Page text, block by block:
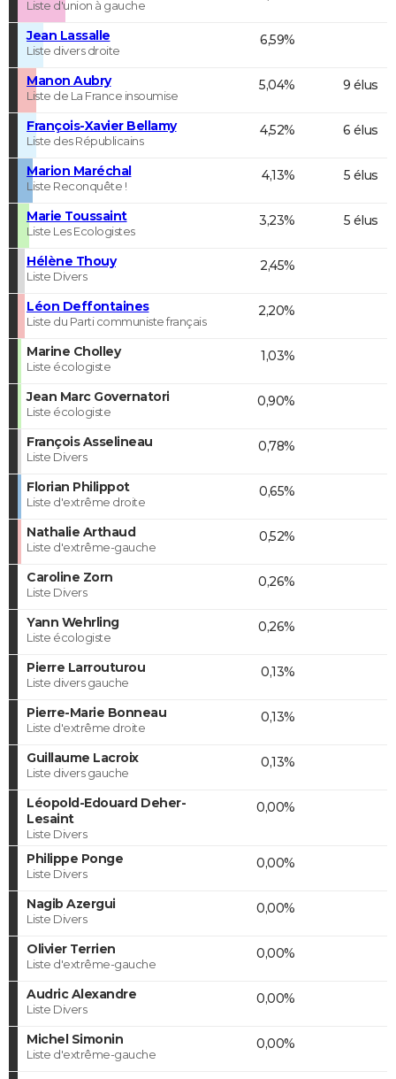
Liste d'union à gauche
Jean Lassalle
Liste divers droite
6,59%
Manon Aubry
Liste de La France insoumise
5,04% 9 élus
François-Xavier Bellamy
Liste des Républicains
4,52% 6 élus
Marion Maréchal
Liste Reconquête !
4,13% 5 élus
Marie Toussaint
Liste Les Ecologistes
3,23% 5 élus
Hélène Thouy
Liste Divers
2,45%
Léon Deffontaines
Liste du Parti communiste français
2,20%
Marine Cholley
Liste écologiste
1,03%
Jean Marc Governatori
Liste écologiste
0,90%
François Asselineau
Liste Divers
0,78%
Florian Philippot
Liste d'extrême droite
0,65%
Nathalie Arthaud
Liste d'extrême-gauche
0,52%
Caroline Zorn
Liste Divers
0,26%
Yann Wehrling
Liste écologiste
0,26%
Pierre Larrouturou
Liste divers gauche
0,13%
Pierre-Marie Bonneau
Liste d'extrême droite
0,13%
Guillaume Lacroix
Liste divers gauche
0,13%
Léopold-Edouard Deher-
Lesaint
Liste Divers
0,00%
Philippe Ponge
Liste Divers
0,00%
Nagib Azergui
Liste Divers
0,00%
Olivier Terrien
Liste d'extrême-gauche
0,00%
Audric Alexandre
Liste Divers
0,00%
Michel Simonin
Liste d'extrême-gauche
0,00%